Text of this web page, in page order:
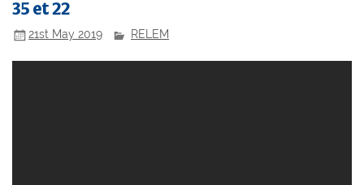
35 et 22
21st May 2019 RELEM